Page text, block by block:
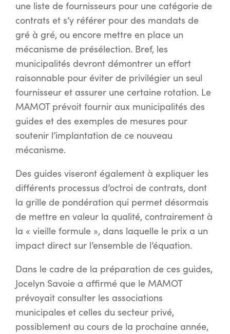
une liste de fournisseurs pour une catégorie de
contrats et s’y référer pour des mandats de
gré à gré, ou encore mettre en place un
mécanisme de présélection. Bref, les
municipalités devront démontrer un effort
raisonnable pour éviter de privilégier un seul
fournisseur et assurer une certaine rotation. Le
MAMOT prévoit fournir aux municipalités des
guides et des exemples de mesures pour
soutenir l’implantation de ce nouveau
mécanisme.
Des guides viseront également à expliquer les
différents processus d’octroi de contrats, dont
la grille de pondération qui permet désormais
de mettre en valeur la qualité, contrairement à
la « vieille formule », dans laquelle le prix a un
impact direct sur l’ensemble de l’équation.
Dans le cadre de la préparation de ces guides,
Jocelyn Savoie a affirmé que le MAMOT
prévoyait consulter les associations
municipales et celles du secteur privé,
possiblement au cours de la prochaine année,